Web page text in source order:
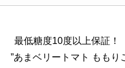
最低糖度10度以上保証！
”あまベリートマト もも